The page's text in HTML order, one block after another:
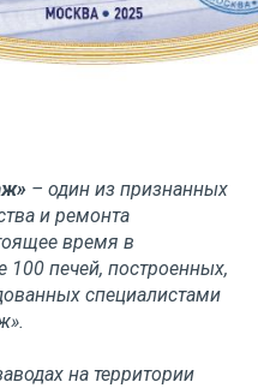
– один из признанных
и ремонта
время в
100 печей, построенных,
специалистами
на территории